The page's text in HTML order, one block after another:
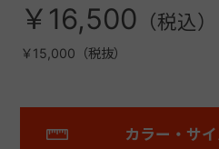
￥16,500
￥15,000（税抜）
カラー・サ